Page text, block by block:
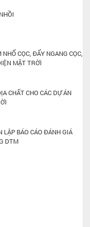
CỌC, ĐẨY NGANG CỌC,
MẶT TRỜI
CHẤT CHO CÁC DỰ ÁN
LẬP BÁO CÁO ĐÁNH GIÁ
DTM